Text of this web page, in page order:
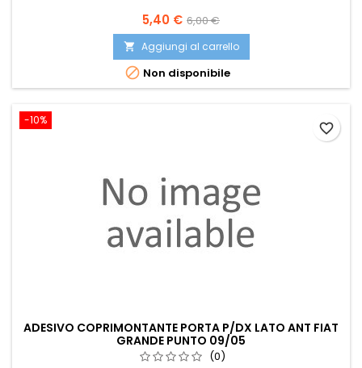
Prezzo
5,40 € Prezzo
base
6,00 €
 Aggiungi al carrello
 Non disponibile
-10%
ADESIVO COPRIMONTANTE PORTA P/DX LATO ANT FIAT
GRANDE PUNTO 09/05
(0)
favorite_border